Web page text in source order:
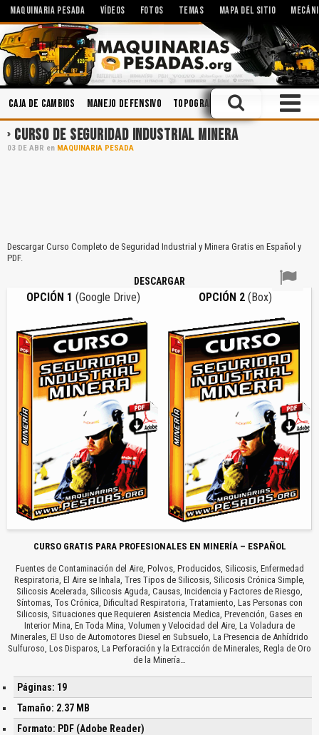
MAQUINARIA PESADA VÍDEOS FOTOS TEMAS MAPA DEL SITIO
Caja de Cambios Manejo Defensivo Topografía Seguridad
CURSO DE SEGURIDAD INDUSTRIAL MINERA
03 DE ABR en MAQUINARIA PESADA
Descargar Curso Completo de Seguridad Industrial y Minera Gratis en Español y
PDF.
DESCARGAR
OPCIÓN 1 (Google Drive) OPCIÓN 2(Box)
CURSO GRATIS PARA PROFESIONALES EN MINERÍA – ESPAÑOL
Fuentes de Contaminación del Aire, Polvos, Producidos, Silicosis, Enfermedad
Respiratoria, El Aire se Inhala, Tres Tipos de Silicosis, Silicosis Crónica Simple,
Silicosis Acelerada, Silicosis Aguda, Causas, Incidencia y Factores de Riesgo,
Síntomas, Tos Crónica, Dificultad Respiratoria, Tratamiento, Las Personas con
Silicosis, Situaciones que Requieren Asistencia Medica, Prevención, Gases en
Interior Mina, En Toda Mina, Volumen y Velocidad del Aire, La Voladura de
Minerales, El Uso de Automotores Diesel en Subsuelo, La Presencia de Anhídrido
Sulfuroso, Los Disparos, La Perforación y la Extracción de Minerales, Regla de Oro
de la Minería…
Páginas: 19
Tamaño: 2.37 MB
Formato: PDF (Adobe Reader)